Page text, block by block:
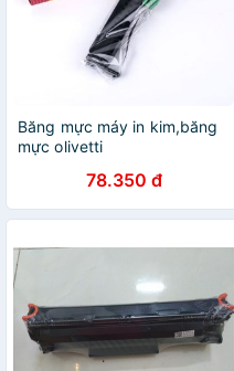
Băng mực máy in kim,băng
mực olivetti
78.350 đ